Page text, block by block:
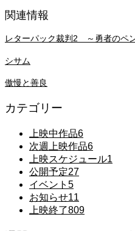
関連情報
レターパック裁判2 ～勇者のペ
シサム
傲慢と善良
カテゴリー
上映中作品6
次週上映作品6
上映スケジュール1
公開予定27
イベント 5
お知らせ11
上映終了809